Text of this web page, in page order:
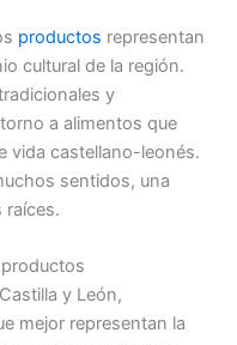
productos representan
cultural de la región.
y
a alimentos que
vida castellano-leonés.
sentidos, una
raíces.
y León,
mejor representan la